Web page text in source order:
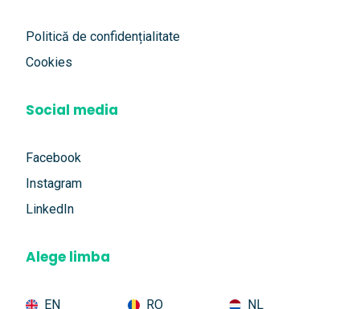
Politică de confidențialitate
Cookies
Social media
Facebook
Instagram
LinkedIn
Alege limba
EN RO NL